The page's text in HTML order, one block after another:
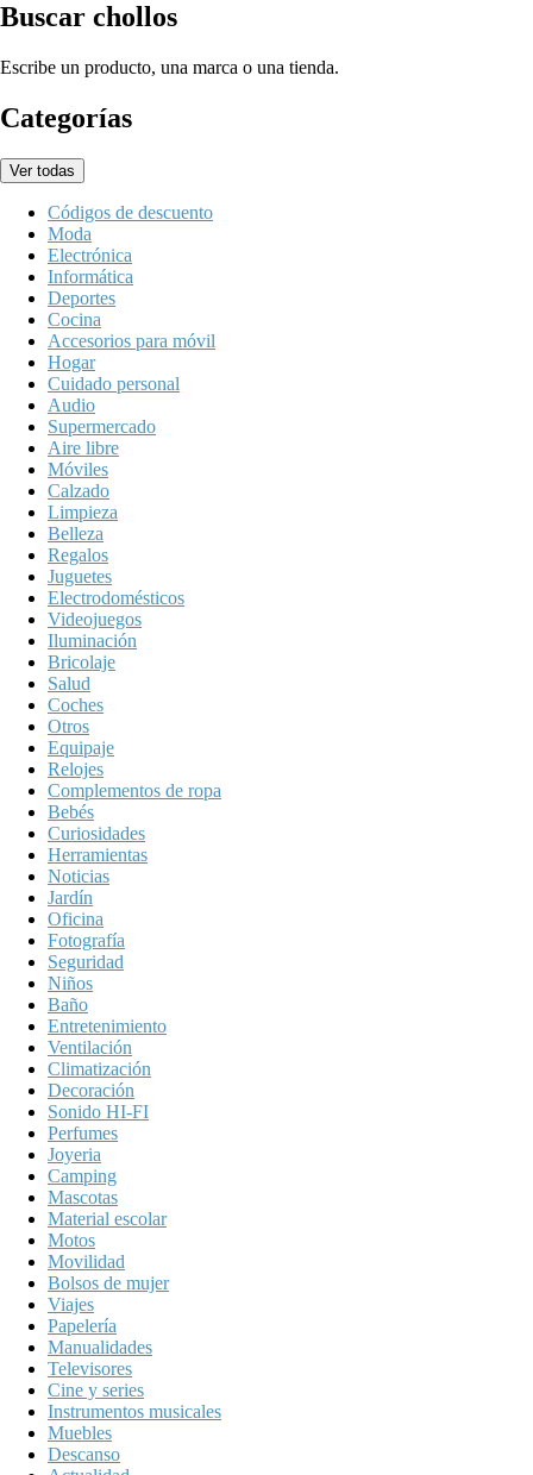
Buscar chollos
Escribe un producto, una marca o una tienda.
Categorías
Ver todas
Códigos de descuento
Moda
Electrónica
Informática
Deportes
Cocina
Accesorios para móvil
Hogar
Cuidado personal
Audio
Supermercado
Aire libre
Móviles
Calzado
Limpieza
Belleza
Regalos
Juguetes
Electrodomésticos
Videojuegos
Iluminación
Bricolaje
Salud
Coches
Otros
Equipaje
Relojes
Complementos de ropa
Bebés
Curiosidades
Herramientas
Noticias
Jardín
Oficina
Fotografía
Seguridad
Niños
Baño
Entretenimiento
Ventilación
Climatización
Decoración
Sonido HI-FI
Perfumes
Joyeria
Camping
Mascotas
Material escolar
Motos
Movilidad
Bolsos de mujer
Viajes
Papelería
Manualidades
Televisores
Cine y series
Instrumentos musicales
Muebles
Descanso